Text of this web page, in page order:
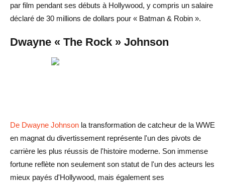
par film pendant ses débuts à Hollywood, y compris un salaire
déclaré de 30 millions de dollars pour « Batman & Robin ».
Dwayne « The Rock » Johnson
De Dwayne Johnson la transformation de catcheur de la WWE
en magnat du divertissement représente l'un des pivots de
carrière les plus réussis de l'histoire moderne. Son immense
fortune reflète non seulement son statut de l'un des acteurs les
mieux payés d'Hollywood, mais également ses